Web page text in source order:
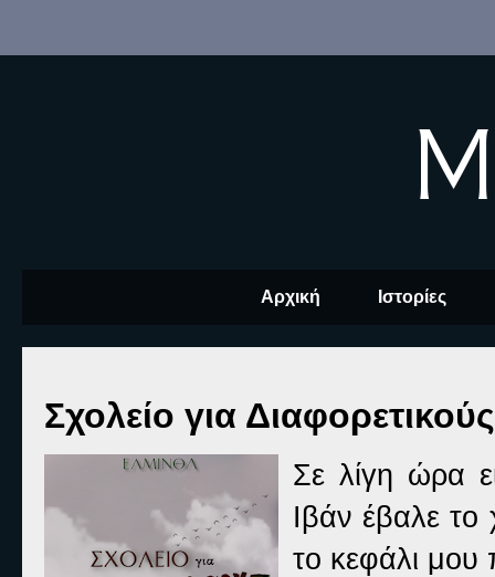
Αρχική Ιστορίες
Σχολείο για
Σε λίγη ώρα
Ιβάν έβαλε
το κεφάλι